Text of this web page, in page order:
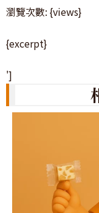
瀏覽次數: {views}
{excerpt}
']